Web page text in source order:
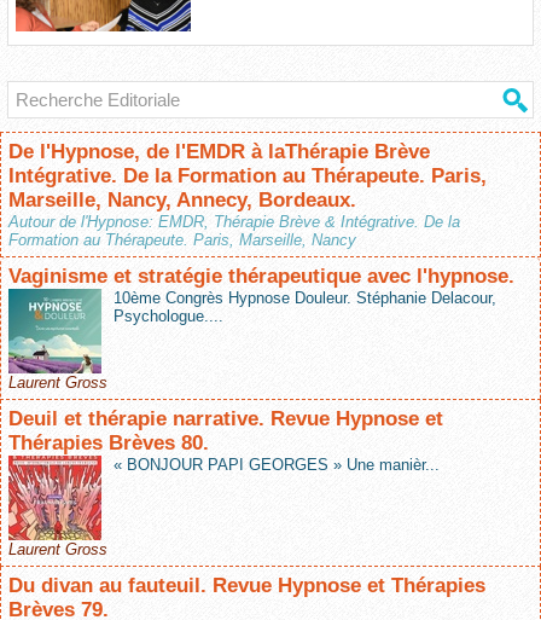
De l'Hypnose, de l'EMDR à laThérapie Brève
Intégrative. De la Formation au Thérapeute. Paris,
Marseille, Nancy, Annecy, Bordeaux.
Autour de l'Hypnose: EMDR, Thérapie Brève & Intégrative. De la
Formation au Thérapeute. Paris, Marseille, Nancy
Vaginisme et stratégie thérapeutique avec l'hypnose.
10ème Congrès Hypnose Douleur. Stéphanie Delacour,
Psychologue....
Laurent Gross
Deuil et thérapie narrative. Revue Hypnose et
Thérapies Brèves 80.
« BONJOUR PAPI GEORGES » Une manièr...
Laurent Gross
Du divan au fauteuil. Revue Hypnose et Thérapies
Brèves 79.